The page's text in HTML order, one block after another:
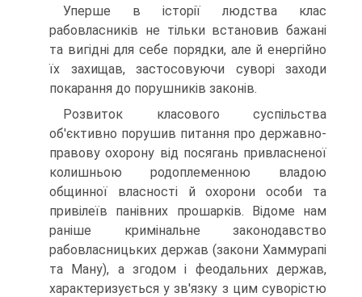
Уперше в історії людства клас
рабовласників не тільки встановив бажані
та вигідні для себе порядки, але й енергійно
їх захищав, застосовуючи суворі заходи
покарання до порушників законів.
Розвиток класового суспільства
об'єктивно порушив питання про державно-
правову охорону від посягань привласненої
колишньою родоплеменною владою
общинної власності й охорони особи та
привілеїв панівних прошарків. Відоме нам
раніше кримінальне законодавство
рабовласницьких держав (закони Хаммурапі
та Ману), а згодом і феодальних держав,
характеризується у зв'язку з цим суворістю